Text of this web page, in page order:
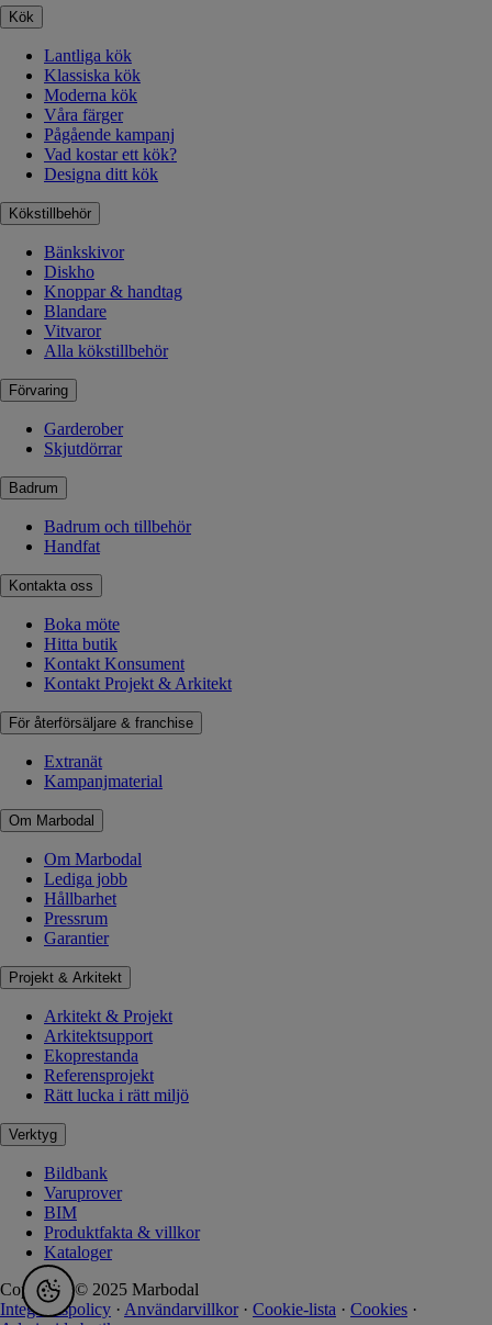
Kök
Lantliga kök
Klassiska kök
Moderna kök
Våra färger
Pågående kampanj
Vad kostar ett kök?
Designa ditt kök
Kökstillbehör
Bänkskivor
Diskho
Knoppar & handtag
Blandare
Vitvaror
Alla kökstillbehör
Förvaring
Garderober
Skjutdörrar
Badrum
Badrum och tillbehör
Handfat
Kontakta oss
Boka möte
Hitta butik
Kontakt Konsument
Kontakt Projekt & Arkitekt
För återförsäljare & franchise
Extranät
Kampanjmaterial
Om Marbodal
Om Marbodal
Lediga jobb
Hållbarhet
Pressrum
Garantier
Projekt & Arkitekt
Arkitekt & Projekt
Arkitektsupport
Ekoprestanda
Referensprojekt
Rätt lucka i rätt miljö
Verktyg
Bildbank
Varuprover
BIM
Produktfakta & villkor
Kataloger
Copyright © 2025 Marbodal
Integritetspolicy · Användarvillkor · Cookie-lista · Cookies ·